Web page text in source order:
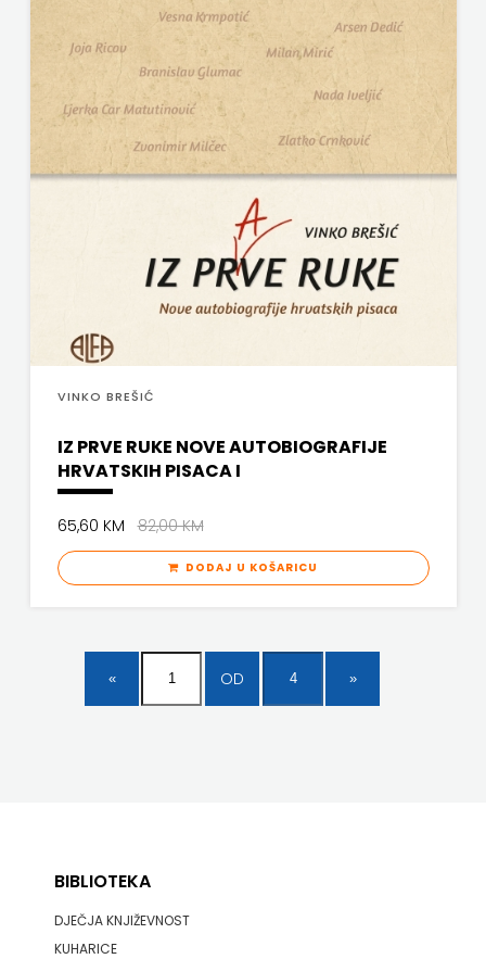
VINKO BREŠIĆ
IZ PRVE RUKE NOVE AUTOBIOGRAFIJE
HRVATSKIH PISACA I
65,60 KM82,00 KM
DODAJ U KOŠARICU
OD
BIBLIOTEKA
DJEČJA KNJIŽEVNOST
KUHARICE